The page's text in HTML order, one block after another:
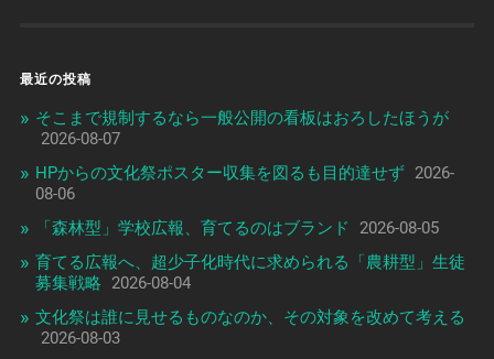
最近の投稿
そこまで規制するなら一般公開の看板はおろしたほうが
2026-08-07
HPからの文化祭ポスター収集を図るも目的達せず 2026-
08-06
「森林型」学校広報、育てるのはブランド
2026-08-05
育てる広報へ、超少子化時代に求められる「農耕型」生徒
募集戦略
2026-08-04
文化祭は誰に見せるものなのか、その対象を改めて考える
2026-08-03